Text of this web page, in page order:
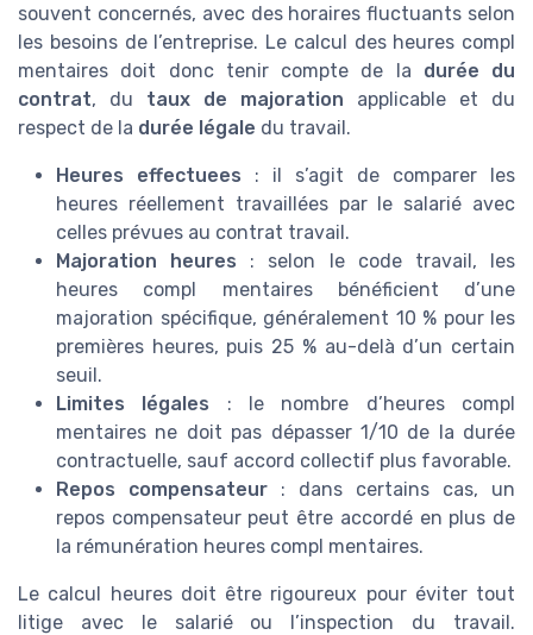
souvent concernés, avec des horaires fluctuants selon
les besoins de l’entreprise. Le calcul des heures compl
mentaires doit donc tenir compte de la durée du
contrat, du taux de majoration applicable et du
respect de la durée légale du travail.
Heures effectuees : il s’agit de comparer les
heures réellement travaillées par le salarié avec
celles prévues au contrat travail.
Majoration heures : selon le code travail, les
heures compl mentaires bénéficient d’une
majoration spécifique, généralement 10 % pour les
premières heures, puis 25 % au-delà d’un certain
seuil.
Limites légales : le nombre d’heures compl
mentaires ne doit pas dépasser 1/10 de la durée
contractuelle, sauf accord collectif plus favorable.
Repos compensateur : dans certains cas, un
repos compensateur peut être accordé en plus de
la rémunération heures compl mentaires.
Le calcul heures doit être rigoureux pour éviter tout
litige avec le salarié ou l’inspection du travail.